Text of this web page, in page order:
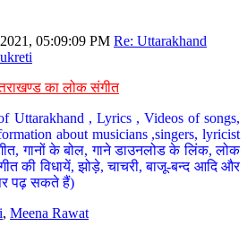
05:09:09 PM Re: Uttarakhand
का लोक संगीत
Uttarakhand , Lyrics , Videos of songs,
about musicians ,singers, lyricist
गानों के बोल, गाने डाउनलोड के लिंक, लोक
की विधायें, झोड़े, चाचरी, बाजू-बन्द आदि और
पढ़ सकते हैं)
, Meena Rawat